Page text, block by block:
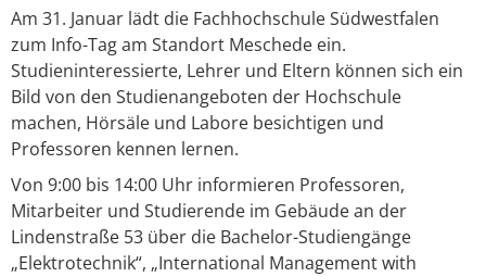
Am 31. Januar lädt die Fachhochschule Südwestfalen
zum Info-Tag am Standort Meschede ein.
Studieninteressierte, Lehrer und Eltern können sich ein
Bild von den Studienangeboten der Hochschule
machen, Hörsäle und Labore besichtigen und
Professoren kennen lernen.
Von 9:00 bis 14:00 Uhr informieren Professoren,
Mitarbeiter und Studierende im Gebäude an der
Lindenstraße 53 über die Bachelor-Studiengänge
„Elektrotechnik“, „International Management with